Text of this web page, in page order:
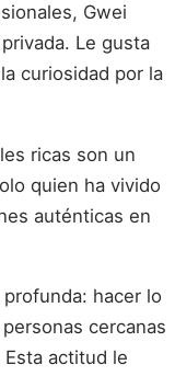
Gwei
Le gusta
curiosidad por la
ricas son un
quien ha vivido
auténticas en
hacer lo
cercanas
actitud le